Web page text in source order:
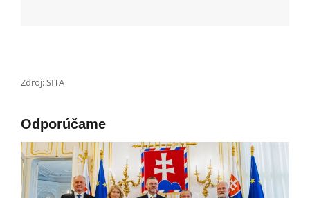
Zdroj: SITA
Odporúčame